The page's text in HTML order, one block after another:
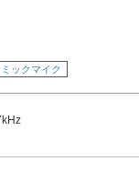
ックマイク